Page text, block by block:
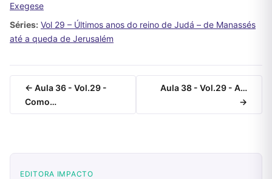
Exegese
Séries: Vol 29 – Últimos anos do reino de Judá – de Manassés
até a queda de Jerusalém
← Aula 36 - Vol.29 -
Como…
Aula 38 - Vol.29 - A…
→
EDITORA IMPACTO